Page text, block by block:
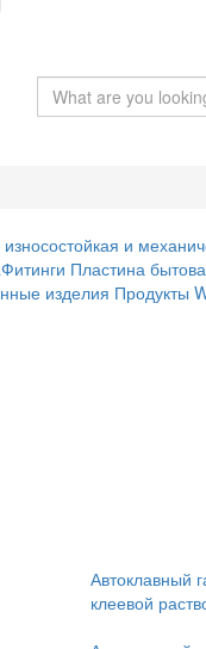
износостойкая и
Пластина
изделия Продукты
Автоклавный
клеевой